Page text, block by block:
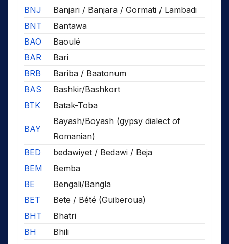
BNJ
Banjari / Banjara / Gormati / Lambadi
BNT
Bantawa
BAO
Baoulé
BAR
Bari
BRB
Bariba / Baatonum
BAS
Bashkir/Bashkort
BTK
Batak-Toba
BAY
Bayash/Boyash (gypsy dialect of
Romanian)
BED
bedawiyet / Bedawi / Beja
BEM
Bemba
BE
Bengali/Bangla
BET
Bete / Bété (Guiberoua)
BHT
Bhatri
BH
Bhili